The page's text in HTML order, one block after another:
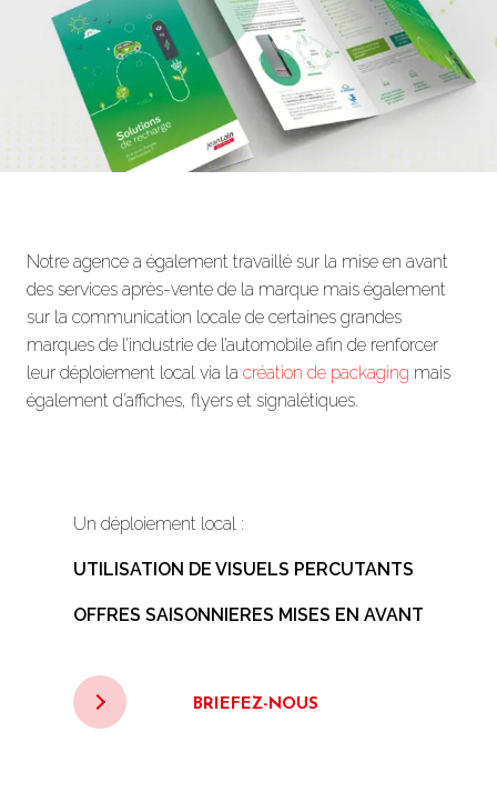
Notre agence a également travaillé sur la mise en avant
des services après-vente de la marque mais également
sur la communication locale de certaines grandes
marques de l’industrie de l’automobile afin de renforcer
leur déploiement local via la création de packaging mais
également d’affiches, flyers et signalétiques.
Un déploiement local :
UTILISATION DE VISUELS PERCUTANTS
OFFRES SAISONNIERES MISES EN AVANT
BRIEFEZ-NOUS